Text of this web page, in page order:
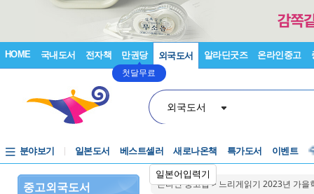
HOME 국내도서 전자책 만권당
첫달무료
외국도서 알라딘굿즈 온라인중고
외국도서
일본어입력기
분야보기 일본도서 베스트셀러 새로나온책 특가도서 이벤트
중고외국도서 온라인 중고샵> 느리게읽기 2023년 가을